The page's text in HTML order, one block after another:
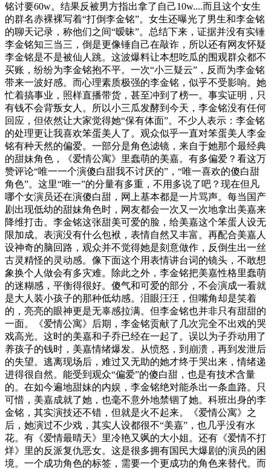
铭讨要60w。结果反被男方指出拿了自己10w....而且这个女生
的群名赤裸裸写着“打倒李金铭”。女生还曝光了男生和李金铭
的聊天记录，称他们之间“暧昧”。总结下来，证据并没有实锤
李金铭知三当三，倒是更像锤自己在敲诈，所以还有网友怀疑
李金铭是不是被仙人跳。这波爆料让本想吃瓜的围观群众都不
买账，纷纷为李金铭抱不平。一次“小三疑云”，反而为李金铭
带来一波好感。而心理素质极强的李金铭，似乎不受影响。她
忙着搞事业，照样直播带货，甚至冲到了榜一。事实证明，只
有钱不会背叛女人。所以小三瓜发酵到今天，李金铭没有任何
回应，但依然让大家觉得她“保有体面”。不少人表示：李金铭
的处理更让我喜欢笨蛋美人了。观众似乎一直对笨蛋美人李金
铭有种天然的偏爱。一部分是角色滤镜，来自于她那个最经典
的甜妹角色，《爱情公寓》里蠢萌的美嘉。有多偏爱？看这万
赞评论“唯一一个演傻白甜我不讨厌的”，“唯一喜欢的傻白甜
角色”。这里“唯一”的分量有多重，不用多说了吧？现在但凡
哪个女演员还在演傻白甜，网上基本都是一片骂声。每当国产
剧出现低幼的甜妹角色时，网友都会一次又一次地拿出美嘉来
降维打击。李金铭这张甜美可爱的脸，给美嘉这个笨蛋人设无
限加成。表演没有什么包袱，表情自然又丰富。再配合美嘉人
设神奇的脑回路，观众并不觉得她是刻意做作，反倒生出一丝
古灵精怪的灵动感。像下面这个用表情讲台词的镜头，不敢想
象换个人做会有多灾难。除此之外，李金铭把美嘉性格里蠢萌
的迷糊感，平衡得很好。傻气和可爱的部分，不会演成一看就
是大人装小孩子的那种低幼感。泪眼汪汪，但嘴角却是笑着
的，亮亮的眼神更是无辜感拉满。但李金铭也并非只有甜甜的
一面。《爱情公寓》后期，李金铭贡献了几次完全不出戏的哭
戏高光。这时的美嘉和子乔已经在一起了。误以为子乔动用了
养孩子的钱时，美嘉情绪爆发。从愤怒，到崩溃，再到发泄后
的失望。逃离现场后，难过又无助的她才终于哭出来，情绪递
进得很自然。能受到观众“偏爱”的傻白甜，也是有技术含量
的。在如今遍地甜妹的内娱，李金铭绝对能杀出一条血路。只
可惜，美嘉成就了她，也毫不意外地禁锢了她。科班出身的李
金铭，其实演技还不错，但就是火不起来。《爱情公寓》之
后，她演过不少戏，其实人设都很不“美嘉”，也几乎没有水
花。有《爱情最晴天》里冷艳又飒的大小姐。还有《爱情不打
烊》里的反派复仇恶女。这是很多拥有国民大爆剧的演员的困
境。一个成功角色的标签，需要一个更成功的角色来替代。而